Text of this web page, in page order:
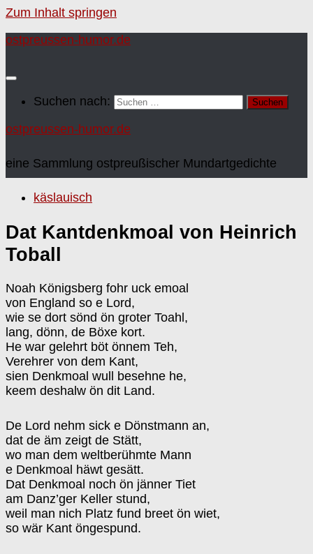
Zum Inhalt springen
ostpreussen-humor.de
Suchen nach:
ostpreussen-humor.de
eine Sammlung ostpreußischer Mundartgedichte
käslauisch
Dat Kantdenkmoal von Heinrich
Toball
Noah Königsberg fohr uck emoal
von England so e Lord,
wie se dort sönd ön groter Toahl,
lang, dönn, de Böxe kort.
He war gelehrt böt önnem Teh,
Verehrer von dem Kant,
sien Denkmoal wull besehne he,
keem deshalw ön dit Land.
De Lord nehm sick e Dönstmann an,
dat de äm zeigt de Stätt,
wo man dem weltberühmte Mann
e Denkmoal häwt gesätt.
Dat Denkmoal noch ön jänner Tiet
am Danz’ger Keller stund,
weil man nich Platz fund breet ön wiet,
so wär Kant öngespund.